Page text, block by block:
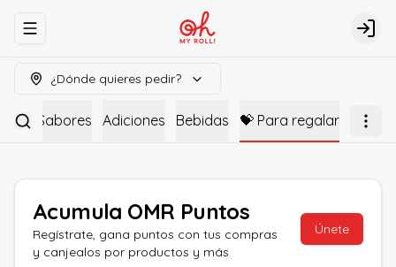
Abrir menu de navegación Login
¿Dónde quieres pedir?
de Sabores Adiciones Bebidas 💝 Para regalar
Acumula OMR Puntos
Regístrate, gana puntos con tus compras
y canjealos por productos y más
Únete